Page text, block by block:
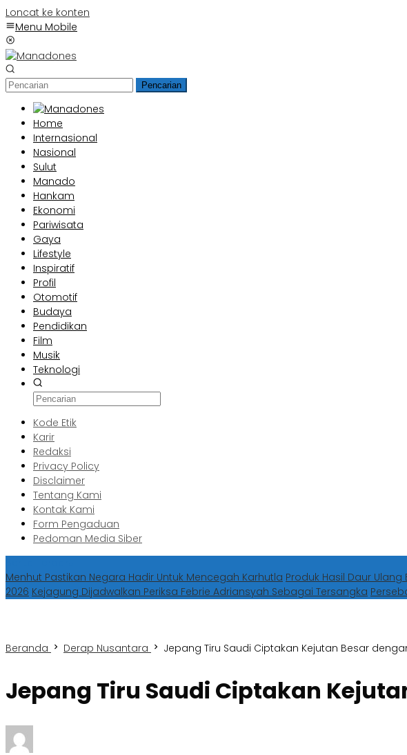
Loncat ke konten
Menu Mobile
Pencarian
Home
Internasional
Nasional
Sulut
Manado
Hankam
Ekonomi
Pariwisata
Gaya
Lifestyle
Inspiratif
Profil
Otomotif
Budaya
Pendidikan
Film
Musik
Teknologi
Kode Etik
Karir
Redaksi
Privacy Policy
Disclaimer
Tentang Kami
Kontak Kami
Form Pengaduan
Pedoman Media Siber
Menhut Pastikan Negara Hadir Untuk Mencegah Karhutla Produk Hasil Daur
2026 Kejagung Dijadwalkan Periksa Febrie Adriansyah Sebagai Tersangka
Beranda Derap Nusantara Jepang Tiru Saudi Ciptakan Kejutan Besar
Jepang Tiru Saudi Ciptakan